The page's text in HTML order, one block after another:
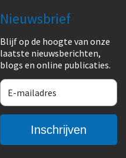
Nieuwsbrief
Blijf op de hoogte van onze
laatste nieuwsberichten,
blogs en online publicaties.